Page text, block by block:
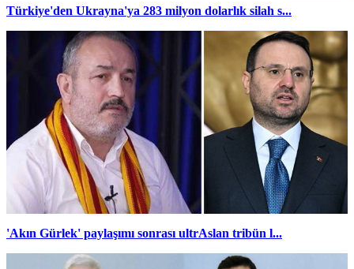
Türkiye'den Ukrayna'ya 283 milyon dolarlık silah s...
'Akın Gürlek' paylaşımı sonrası ultrAslan tribün l...